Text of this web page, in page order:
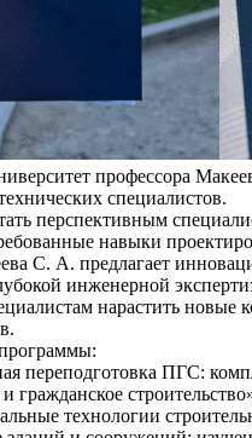
профессора
специалистов.
перспективным
навыки
С. А. предлагает
инженерной
нарастить новые
переподготовка ПГС:
гражданское
технологии